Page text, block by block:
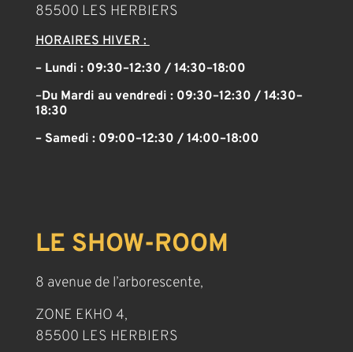
85500 LES HERBIERS
HORAIRES HIVER :
– Lundi : 09:30–12:30 / 14:30–18:00
–Du Mardi au vendredi : 09:30–12:30 / 14:30–
18:30
– Samedi : 09:00–12:30 / 14:00–18:00
LE SHOW-ROOM
8 avenue de l’arborescente,
ZONE EKHO 4,
85500 LES HERBIERS